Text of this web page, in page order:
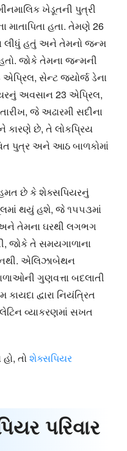
ખેડૂતની પુત્રી
માતાપિતા હતા. તેમણે 26
લીધું હતું અને તેમનો જન્મ
જોકે તેમના જન્મની
એપ્રિલ, સેન્ટ જ્યોર્જ ડેના
અવસાન 23 એપ્રિલ,
જે અઢારમી સદીના
કારણે છે, તે લોકપ્રિય
પુત્ર અને આઠ બાળકોમાં
છે કે શેક્સપિયરનું
થયું હશે, જે ૧૫૫૩માં
તેમના ઘરથી લગભગ
જોકે તે સમયગાળાના
નથી. એલિઝાબેથન
ગુણવત્તા બદલાતી
દ્વારા નિયંત્રિત
વ્યાકરણમાં સખત
તોશેક્સપિયર
પરિવાર